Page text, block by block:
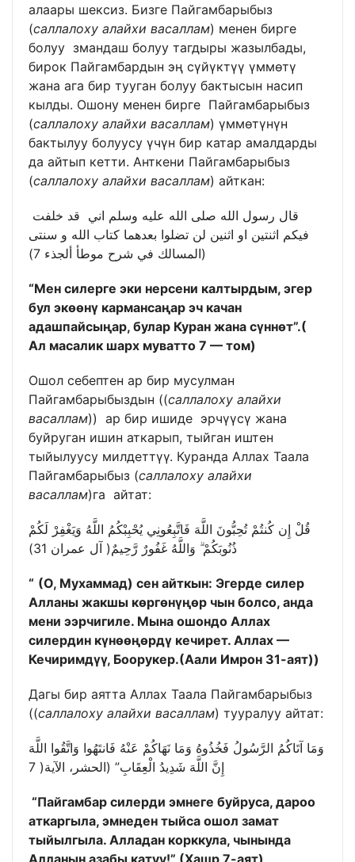
алаары шексиз. Бизге Пайгамбарыбыз
(саллалоху алайхи васаллам) менен бирге
болуу змандаш болуу тагдыры жазылбады,
бирок Пайгамбардын эң сүйүктүү үммөтү
жана ага бир тууган болуу бактысын насип
кылды. Ошону менен бирге Пайгамбарыбыз
(саллалоху алайхи васаллам) үммөтүнүн
бактылуу болуусу үчүн бир катар амалдарды
да айтып кетти. Анткени Пайгамбарыбыз
(саллалоху алайхи васаллам) айткан:
قال رسول الله صلى الله عليه وسلم اني قد خلفت
فيكم اثنتين او اثنين لن تضلوا بعدهما كتاب الله و سنتى
(المسالك في شرح موطأ ألجذء 7)
“Мен силерге эки нерсени калтырдым, эгер
бул экөөнү кармансаңар эч качан
адашпайсыңар, булар Куран жана сүннөт”.(
Ал масалик шарх муватто 7 — том)
Ошол себептен ар бир мусулман
Пайгамбарыбыздын ((саллалоху алайхи
васаллам)) ар бир ишиде эрчүүсү жана
буйруган ишин аткарып, тыйган иштен
тыйылуусу милдеттүү. Куранда Аллах Таала
Пайгамбарыбыз (саллалоху алайхи
васаллам)га айтат:
قُلْ إِن كُنتُمْ تُحِبُّونَ اللَّهَ فَاتَّبِعُونِي يُحْبِبْكُمُ اللَّهُ وَيَغْفِرْ لَكُمْ
“ (О, Мухаммад) сен айткын: Эгерде силер
Алланы жакшы көргөнүңөр чын болсо, анда
мени ээрчигиле. Мына ошондо Аллах
силердин күнөөңөрдү кечирет. Аллах —
Кечиримдүү, Боорукер.(Аали Имрон 31-аят))
Дагы бир аятта Аллах Таала Пайгамбарыбыз
((саллалоху алайхи васаллам) тууралуу айтат:
وَمَا آتَاكُمُ الرَّسُولُ فَخُذُوهُ وَمَا نَهَاكُمْ عَنْهُ فَانتَهُوا وَاتَّقُوا اللَّهَ
إِنَّ اللَّهَ شَدِيدُ الْعِقَابِ” (الحشر، الآية( 7
“Пайгамбар силерди эмнеге буйруса, дароо
аткаргыла, эмнеден тыйса ошол замат
тыйылгыла. Алладан корккула, чынында